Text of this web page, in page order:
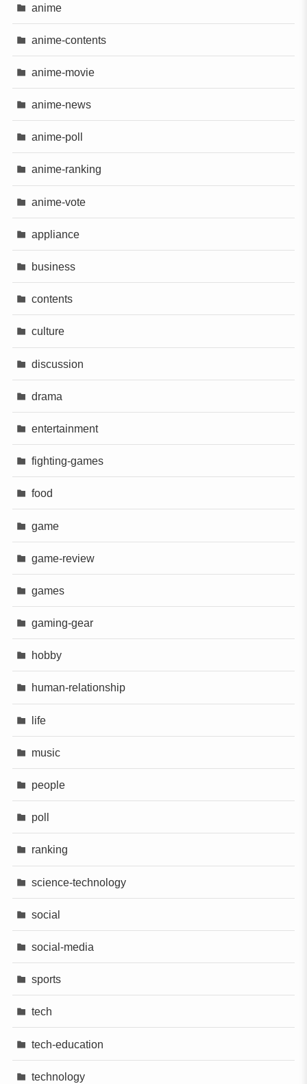
anime
anime-contents
anime-movie
anime-news
anime-poll
anime-ranking
anime-vote
appliance
business
contents
culture
discussion
drama
entertainment
fighting-games
food
game
game-review
games
gaming-gear
hobby
human-relationship
life
music
people
poll
ranking
science-technology
social
social-media
sports
tech
tech-education
technology